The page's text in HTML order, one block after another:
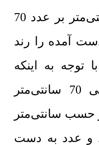
دیوار را بر اساس سانتی‌متر بر عدد 70
آمده را رند
توجه به اینکه
ارتفاع دیوارپوش فومی 70 سانتی‌متر
حسب سانتی‌متر
کنید و عدد به دست